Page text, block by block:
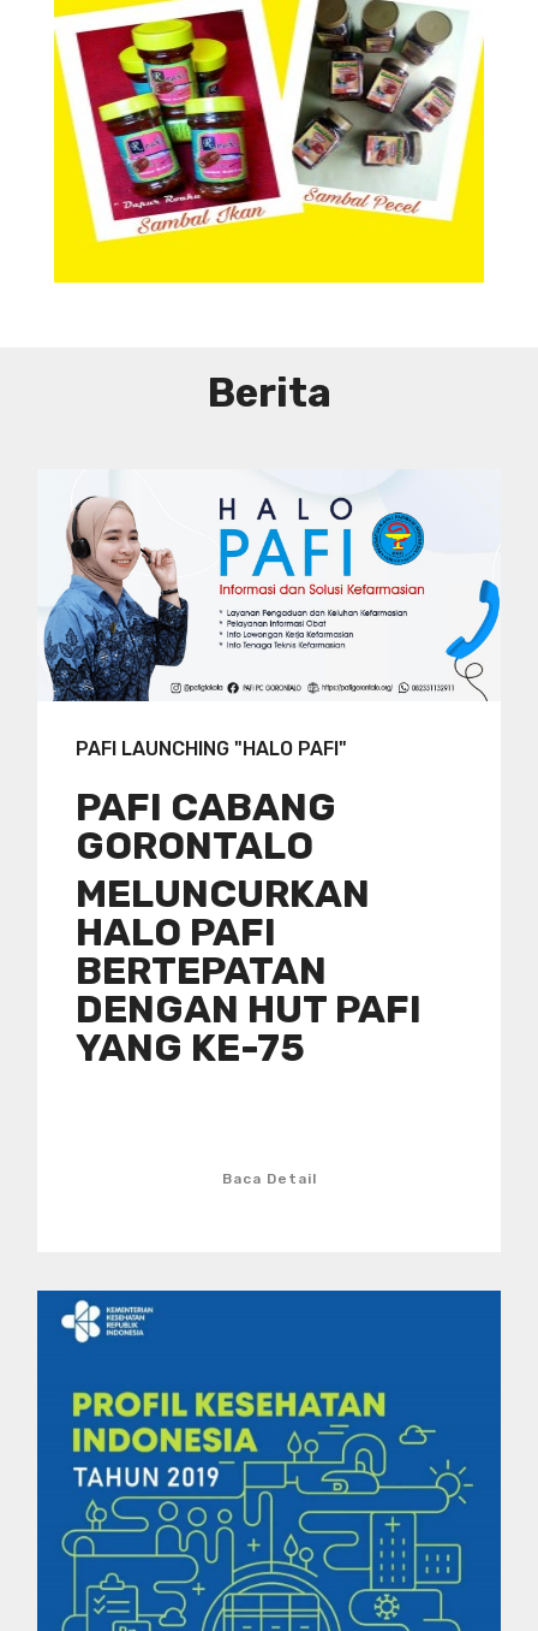
Aneka Sambal
Berita
PAFI LAUNCHING "HALO PAFI"
PAFI CABANG
GORONTALO
MELUNCURKAN
HALO PAFI
BERTEPATAN
DENGAN HUT PAFI
YANG KE-75
Baca Detail